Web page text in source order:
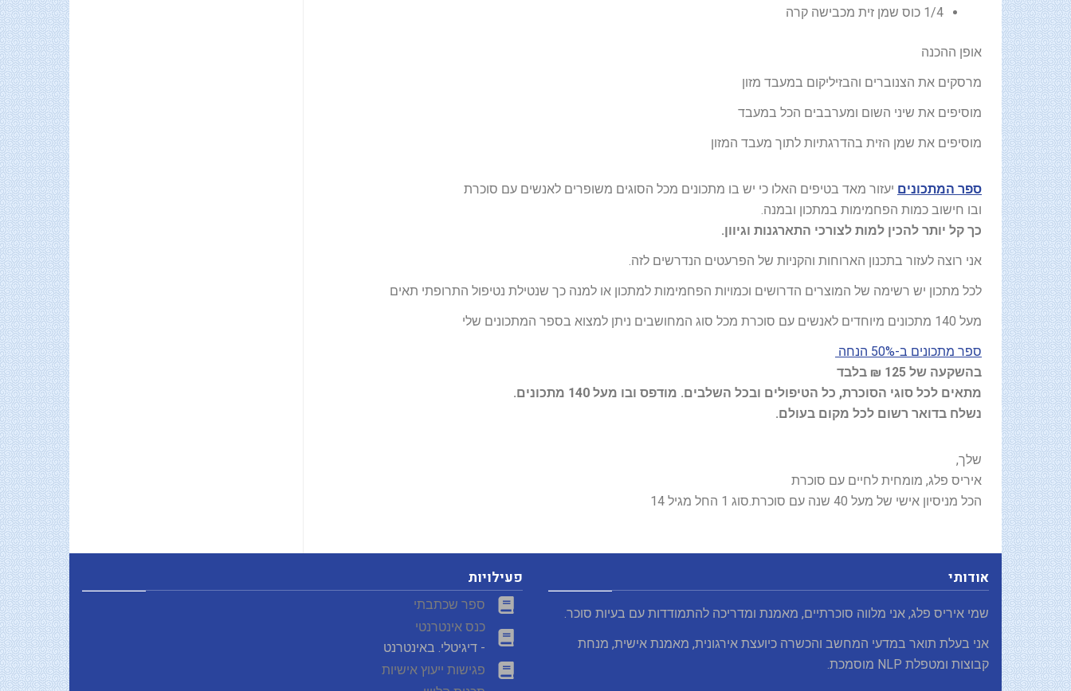
1/4 כוס שמן זית מכבישה קרה
אופן ההכנה
מרסקים את הצנוברים והבזיליקום במעבד מזון
מוסיפים את שיני השום ומערבבים הכל במעבד
מוסיפים את שמן הזית בהדרגתיות לתוך מעבד המזון
ספר המתכונים יעזור מאד בטיפים האלו כי יש בו מתכונים מכל הסוגים משופרים לאנשים עם סוכרת
ובו חישוב כמות הפחמימות במתכון ובמנה.
כך קל יותר להכין למות לצורכי התארגנות וגיוון.
אני רוצה לעזור בתכנון הארוחות והקניות של הפרעטים הנדרשים לזה.
לכל מתכון יש רשימה של המוצרים הדרושים וכמויות הפחמימות למתכון או למנה כך שנטילת נטיפול התרופתי תאים
מעל 140 מתכונים מיוחדים לאנשים עם סוכרת מכל סוג המחושבים ניתן למצוא בספר המתכונים שלי
ספר מתכונים ב-50% הנחה
בהשקעה של 125 ₪ בלבד
מתאים לכל סוגי הסוכרת, כל הטיפולים ובכל השלבים. מודפס ובו מעל 140 מתכונים.
נשלח בדואר רשום לכל מקום בעולם.
שלך,
איריס פלג, מומחית לחיים עם סוכרת
הכל מניסיון אישי של מעל 40 שנה עם סוכרת.סוג 1 החל מגיל 14
אודותי
שמי איריס פלג, אני מלווה סוכרתיים, מאמנת ומדריכה להתמודדות עם בעיות סוכר.
אני בעלת תואר במדעי המחשב והכשרה כיועצת אירגונית, מאמנת אישית, מנחת
קבוצות ומטפלת NLP מוסמכת.
פעילויות
ספר שכתבתי
כנס אינטרנטי
- דיגיטלי. באינטרנט
פגישות ייעוץ אישיות